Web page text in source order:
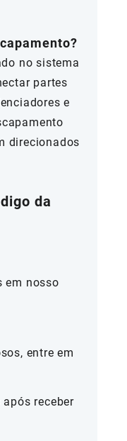
no sistema
partes
e
direcionados
da
em nosso
entre em
receber